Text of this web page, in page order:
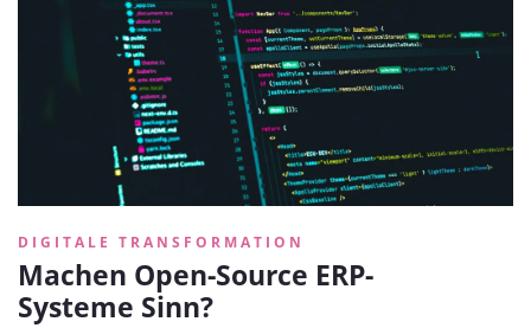
DIGITALE TRANSFORMATION
Machen Open-Source ERP-
Systeme Sinn?